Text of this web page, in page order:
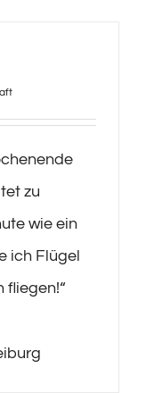
zu
wie ein
ich Flügel
fliegen!“